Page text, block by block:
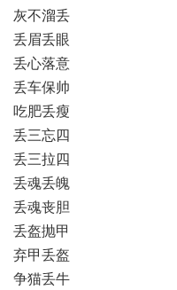
灰不溜丢
丢眉丢眼
丢心落意
丢车保帅
吃肥丢瘦
丢三忘四
丢三拉四
丢魂丢魄
丢魂丧胆
丢盔抛甲
弃甲丢盔
争猫丢牛